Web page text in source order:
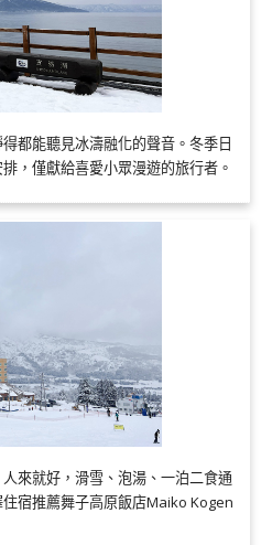
都能聽見冰濤融化的聲音。冬季日
，僅獻給喜愛小眾漫遊的旅行者。
來就好，滑雪、泡湯、一泊二食通
宿推薦舞子高原飯店Maiko Kogen